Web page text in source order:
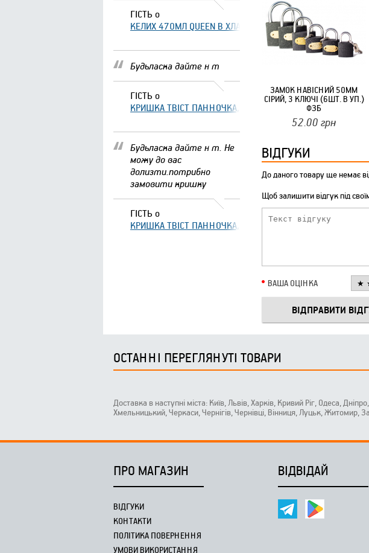
ГІСТЬ о
КЕЛИХ 470МЛ QUEEN В ХЛАМІНГО ТМ FARGLASS
Будьласка дайте н т
ГІСТЬ о
КРИШКА ТВІСТ ПАННОЧКА, ЩО ЗАКРУЧУЄТЬСЯ КОТИКИ
Будьласка дайте н т. Не
можу до вас
долизти.потрибно
замовити кришку
ГІСТЬ о
КРИШКА ТВІСТ ПАННОЧКА, ЩО ЗАКРУЧУЄТЬСЯ КОТИКИ
ЗАМОК НАВІСНИЙ 50ММ
СІРИЙ, 3 КЛЮЧІ (6ШТ. В УП.)
ФЗБ
52.00 грн
ВІДГУКИ
До даного товару ще немає
Щоб залишити відгук під
ВАША ОЦІНКА
ОСТАННІ ПЕРЕГЛЯНУТІ ТОВАРИ
Доставка в наступні міста: Київ, Львів, Харків, Кривий Ріг, Одеса,
Хмельницький, Черкаси, Чернігів, Чернівці, Вінниця, Луцьк, Житомир,
ПРО МАГАЗИН
ВІДГУКИ
КОНТАКТИ
ПОЛІТИКА ПОВЕРНЕННЯ
УМОВИ ВИКОРИСТАННЯ
ВІДВІДАЙ